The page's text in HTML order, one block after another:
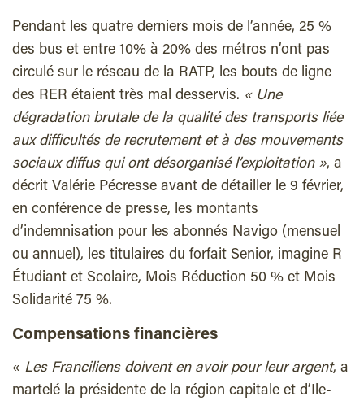
Pendant les quatre derniers mois de l’année, 25 %
des bus et entre 10% à 20% des métros n’ont pas
circulé sur le réseau de la RATP, les bouts de ligne
des RER étaient très mal desservis. « Une
dégradation brutale de la qualité des transports liée
aux difficultés de recrutement et à des mouvements
sociaux diffus qui ont désorganisé l’exploitation », a
décrit Valérie Pécresse avant de détailler le 9 février,
en conférence de presse, les montants
d’indemnisation pour les abonnés Navigo (mensuel
ou annuel), les titulaires du forfait Senior, imagine R
Étudiant et Scolaire, Mois Réduction 50 % et Mois
Solidarité 75 %.
Compensations financières
« Les Franciliens doivent en avoir pour leur argent, a
martelé la présidente de la région capitale et d’Ile-